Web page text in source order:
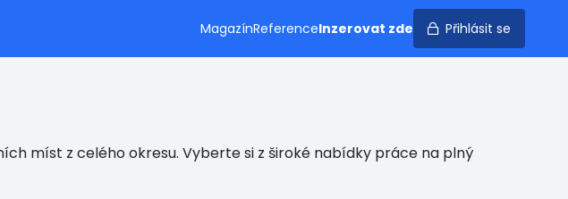
MagazínReferenceInzerovat zde Přihlásit se
míst z celého okresu. Vyberte si z široké nabídky práce na plný